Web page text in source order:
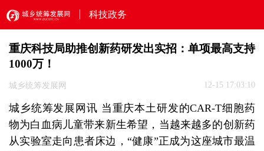
科技政务
重庆科技局助推创新药研发出实招：单项最高支持
1000万！
城乡统筹发展网 12-15 17:03:10
城乡统筹发展网讯 当重庆本土研发的CAR-T细胞药
物为白血病儿童带来新生希望，当越来越多的创新药
从实验室走向患者床边，“健康”正成为这座城市最温